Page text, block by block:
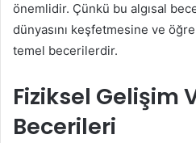
önemlidir. Çünkü bu algısal
dünyasını keşfetmesine ve
temel becerilerdir.
Fiziksel Gelişim
Becerileri